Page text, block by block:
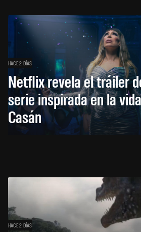
HACE 2 DÍAS
Netflix revela el tráiler
serie inspirada en la
Casán
HACE 2 DÍAS